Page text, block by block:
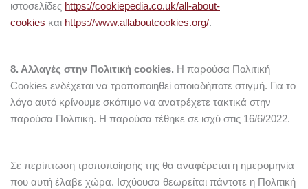
ιστοσελίδες https://cookiepedia.co.uk/all-about-
cookies και https://www.allaboutcookies.org/.
8. Αλλαγές στην Πολιτική cookies. Η παρούσα Πολιτική
Cookies ενδέχεται να τροποποιηθεί οποιαδήποτε στιγμή. Για το
λόγο αυτό κρίνουμε σκόπιμο να ανατρέχετε τακτικά στην
παρούσα Πολιτική. Η παρούσα τέθηκε σε ισχύ στις 16/6/2022.
Σε περίπτωση τροποποίησής της θα αναφέρεται η ημερομηνία
που αυτή έλαβε χώρα. Ισχύουσα θεωρείται πάντοτε η Πολιτική